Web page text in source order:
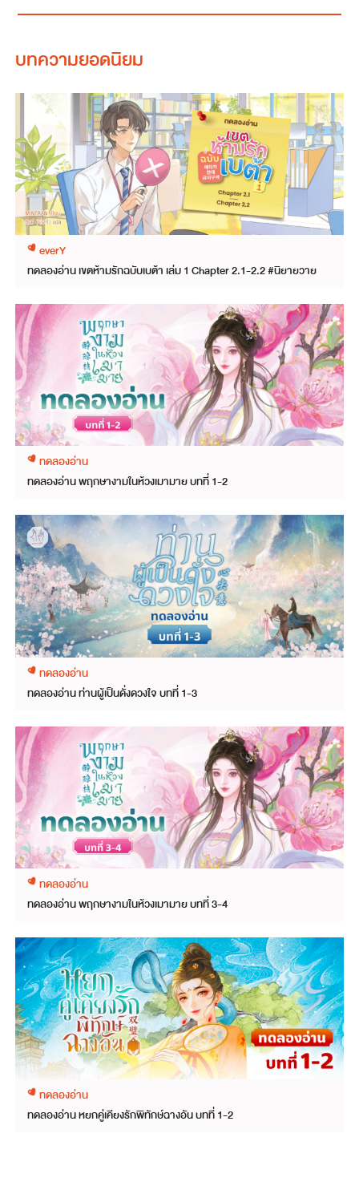
บทความยอดนิยม
everY
ทดลองอ่าน เขตห้ามรักฉบับเบต้า เล่ม 1 Chapter 2.1-2.2 #นิยายวาย
ทดลองอ่าน
ทดลองอ่าน พฤกษางามในห้วงเมามาย บทที่ 1-2
ทดลองอ่าน
ทดลองอ่าน ท่านผู้เป็นดั่งดวงใจ บทที่ 1-3
ทดลองอ่าน
ทดลองอ่าน พฤกษางามในห้วงเมามาย บทที่ 3-4
ทดลองอ่าน
ทดลองอ่าน หยกคู่เคียงรักพิทักษ์ฉางอัน บทที่ 1-2